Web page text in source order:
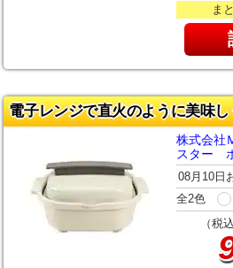
ま
電子レンジで直火のように美味
株式会
スター
08月10日
全2色
（税